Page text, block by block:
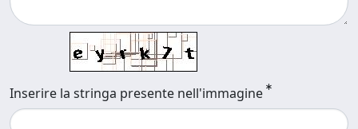
Inserire la stringa presente nell'immagine